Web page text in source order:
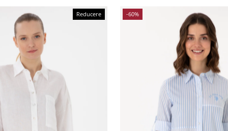
Reducere -60%